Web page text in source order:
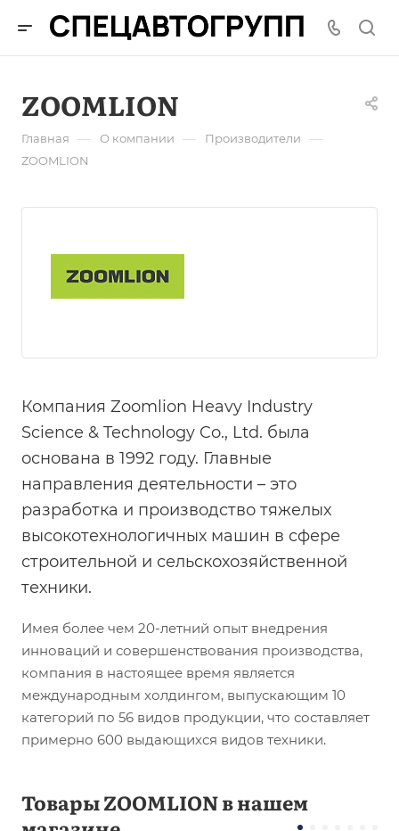
ZOOMLION
Главная — О компании — Производители —
ZOOMLION
Компания Zoomlion Heavy Industry
Science & Technology Co., Ltd. была
основана в 1992 году. Главные
направления деятельности – это
разработка и производство тяжелых
высокотехнологичных машин в сфере
строительной и сельскохозяйственной
техники.
Имея более чем 20-летний опыт внедрения
инноваций и совершенствования производства,
компания в настоящее время является
международным холдингом, выпускающим 10
категорий по 56 видов продукции, что составляет
примерно 600 выдающихся видов техники.
Товары ZOOMLION в нашем